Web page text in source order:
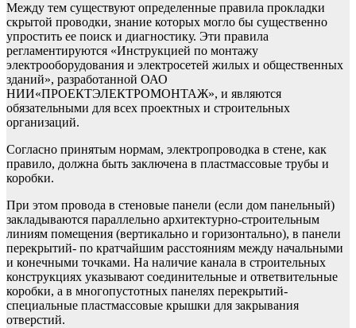
Между тем существуют определенные правила прокладки
скрытой проводки, знание которых могло бы существенно
упростить ее поиск и диагностику. Эти правила
регламентируются «Инструкцией по монтажу
электрооборудования и электросетей жилых и общественных
зданий», разработанной ОАО
НИИ«ПРОЕКТЭЛЕКТРОМОНТАЖ», и являются
обязательными для всех проектных и строительных
организаций.
Согласно принятым нормам, электропроводка в стене, как
правило, должна быть заключена в пластмассовые трубы и
коробки.
При этом провода в стеновые панели (если дом панельный)
закладываются параллельно архитектурно-строительным
линиям помещения (вертикально и горизонтально), в панели
перекрытий- по кратчайшим расстояниям между начальными
и конечными точками. На наличие канала в строительных
конструкциях указывают соединительные и ответвительные
коробки, а в многопустотных панелях перекрытий-
специальные пластмассовые крышки для закрывания
отверстий.